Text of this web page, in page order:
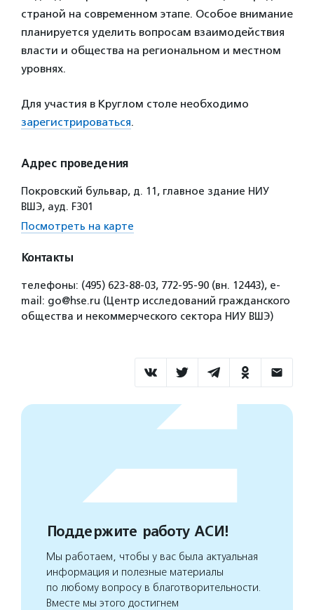
страной на современном этапе. Особое внимание
планируется уделить вопросам взаимодействия
власти и общества на региональном и местном
уровнях.
Для участия в Круглом столе необходимо
зарегистрироваться.
Адрес проведения
Покровский бульвар, д. 11, главное здание НИУ
ВШЭ, ауд. F301
Посмотреть на карте
Контакты
телефоны: (495) 623-88-03, 772-95-90 (вн. 12443), e-
mail: go@hse.ru (Центр исследований гражданского
общества и некоммерческого сектора НИУ ВШЭ)
Поддержите работу АСИ!
Мы работаем, чтобы у вас была актуальная
информация и полезные материалы
по любому вопросу в благотворительности.
Вместе мы этого достигнем